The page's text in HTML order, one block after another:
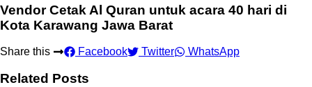
Vendor Cetak Al Quran untuk acara 40 hari di
Kota Karawang Jawa Barat
Share this Facebook Twitter WhatsApp
Related Posts